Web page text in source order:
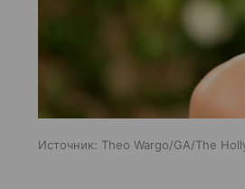
Источник: Theo Wargo/GA/The